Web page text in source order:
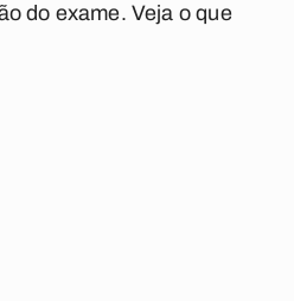
do exame. Veja o que